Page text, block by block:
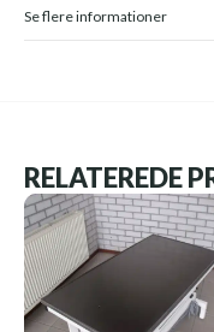
Se flere informationer
RELATEREDE